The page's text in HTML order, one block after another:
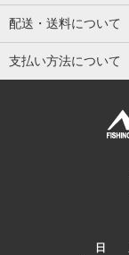
配送・送料について
支払い方法について
日